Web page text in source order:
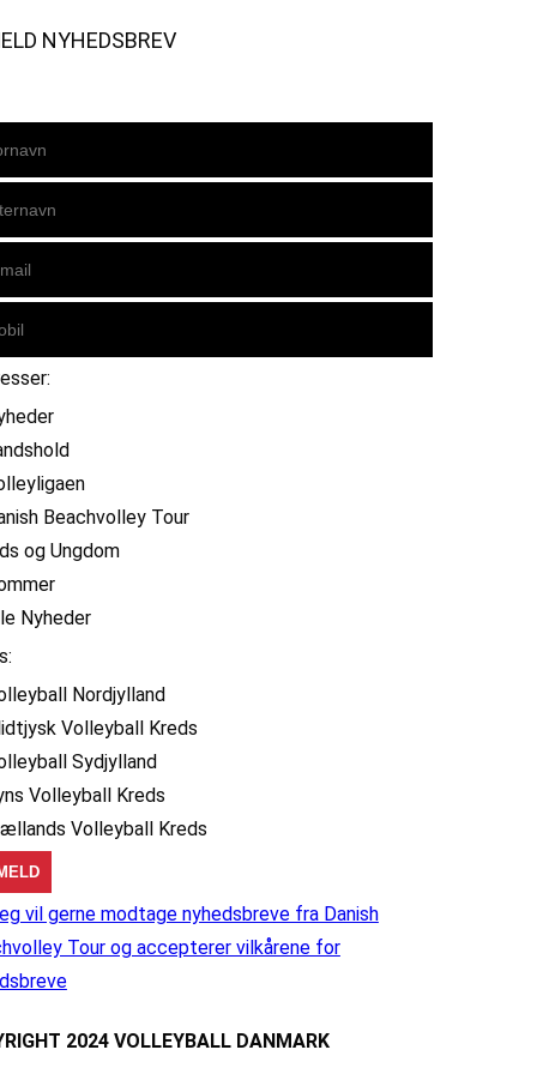
NYHEDSBREV
Beachvolley Tour
og Ungdom
Nyheder
Nordjylland
Volleyball Kreds
Sydjylland
Volleyball Kreds
Volleyball Kreds
vil gerne modtage nyhedsbreve fra Danish
Tour og accepterer vilkårene for
2024 VOLLEYBALL DANMARK